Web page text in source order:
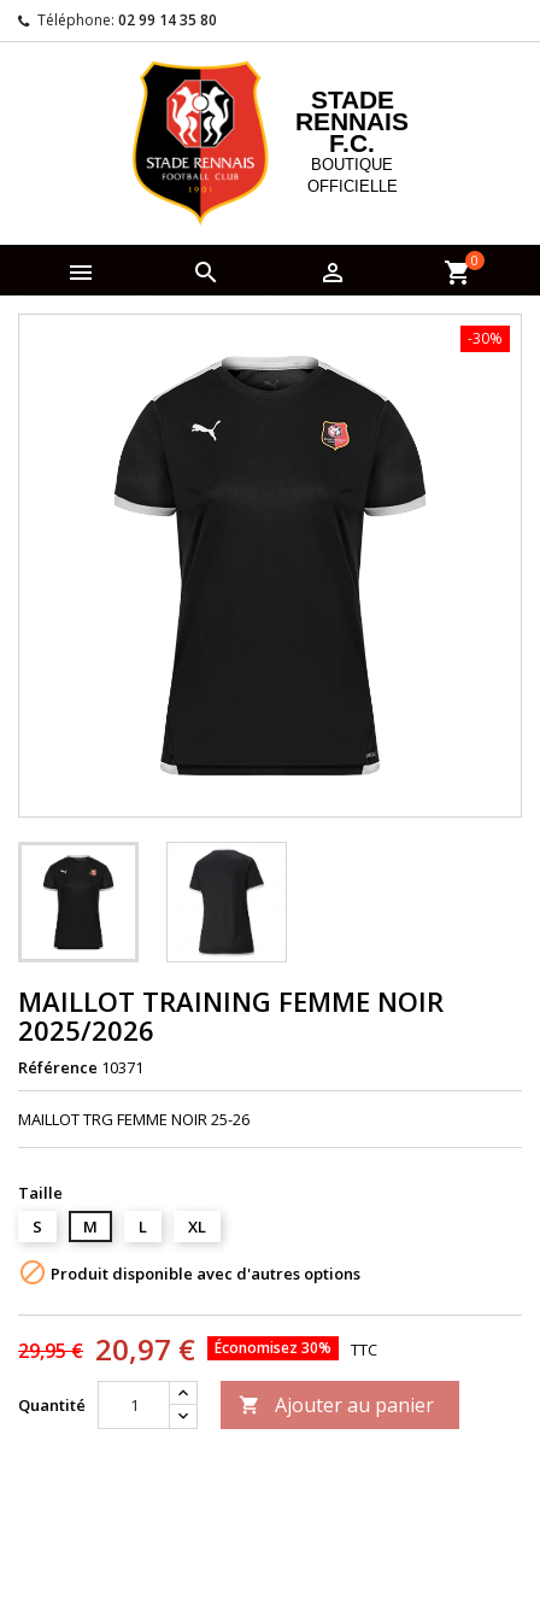
Téléphone: 02 99 14 35 80
STADE
RENNAIS
F.C.
BOUTIQUE
OFFICIELLE
   shopping_cart0
-30%
MAILLOT TRAINING FEMME NOIR
2025/2026
Référence 10371
MAILLOT TRG FEMME NOIR 25-26
Taille
S
M L XL
 Produit disponible avec d'autres options
29,95 € 20,97 € Économisez 30% TTC
Quantité  Ajouter au panier